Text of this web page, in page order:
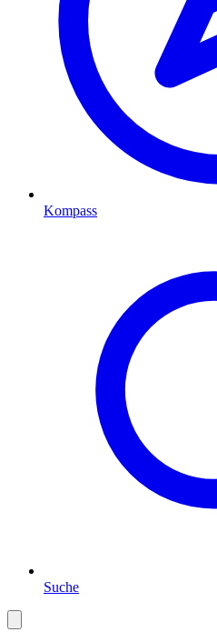
Kompass
Suche